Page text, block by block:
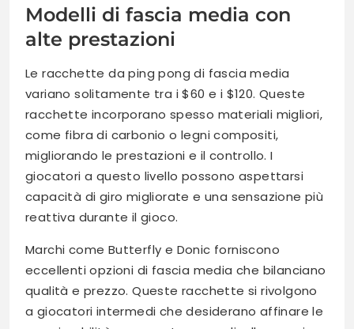
Modelli di fascia media con
alte prestazioni
Le racchette da ping pong di fascia media
variano solitamente tra i $60 e i $120. Queste
racchette incorporano spesso materiali migliori,
come fibra di carbonio o legni compositi,
migliorando le prestazioni e il controllo. I
giocatori a questo livello possono aspettarsi
capacità di giro migliorate e una sensazione più
reattiva durante il gioco.
Marchi come Butterfly e Donic forniscono
eccellenti opzioni di fascia media che bilanciano
qualità e prezzo. Queste racchette si rivolgono
a giocatori intermedi che desiderano affinare le